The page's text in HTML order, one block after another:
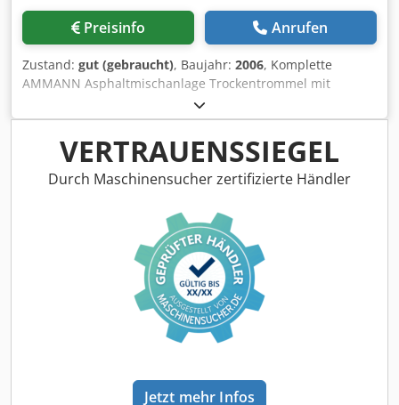
Preisinfo Anrufen
Zustand: gut (gebraucht), Baujahr: 2006, Komplette
AMMANN Asphaltmischanlage Trockentrommel mit
Brenner: 2006 Filter: 2014 Codpfx Afsxqpvtj Eerf ERMIIS-
Automatisierung: 2013 Kapazität: 160 Tonnen/Stunde
Anlage wird derzeit demontiert
VERTRAUENSSIEGEL
Durch Maschinensucher zertifizierte Händler
Jetzt mehr Infos